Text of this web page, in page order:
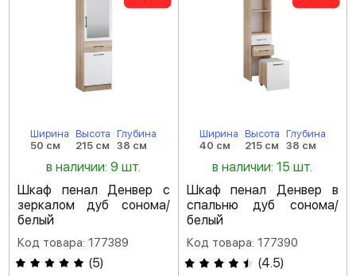
Ширина
50 см
Высота
215 см
Глубина
38 см
в наличии: 9 шт.
Шкаф пенал Денвер с
зеркалом дуб сонома/
белый
Код товара: 177389
(5)
Ширина
40 см
Высота
215 см
Глубина
38 см
в наличии: 15 шт.
Шкаф пенал Денвер в
спальню дуб сонома/
белый
Код товара: 177390
(4.5)